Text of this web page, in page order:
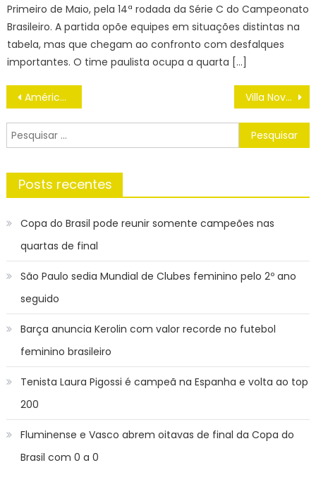
Primeiro de Maio, pela 14ª rodada da Série C do Campeonato
Brasileiro. A partida opõe equipes em situações distintas na
tabela, mas que chegam ao confronto com desfalques
importantes. O time paulista ocupa a quarta […]
Navegação
de
Post
América-MG x Cruzeiro assistir ao vivo agora COM IMAGENS Campeonato Mineiro 2025 hoje (05/02) Villa Nova-MG x Itabirito assistir ao vivo agora COM IMAGENS Campeonato Mineiro 2025 hoje (05/02)
Pesquisar
por:
Posts recentes
Copa do Brasil pode reunir somente campeões nas
quartas de final
São Paulo sedia Mundial de Clubes feminino pelo 2º ano
seguido
Barça anuncia Kerolin com valor recorde no futebol
feminino brasileiro
Tenista Laura Pigossi é campeã na Espanha e volta ao top
200
Fluminense e Vasco abrem oitavas de final da Copa do
Brasil com 0 a 0